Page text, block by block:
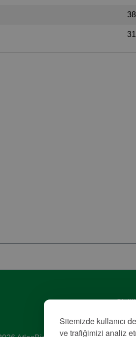
Sitemizde kullanıcı
ve trafiğimizi analiz
38
31